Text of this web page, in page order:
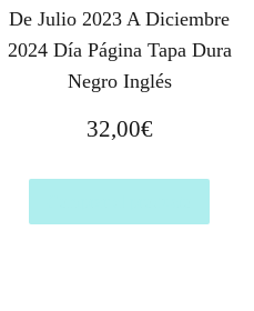
De Julio 2023 A Diciembre
2024 Día Página Tapa Dura
Negro Inglés
32,00€